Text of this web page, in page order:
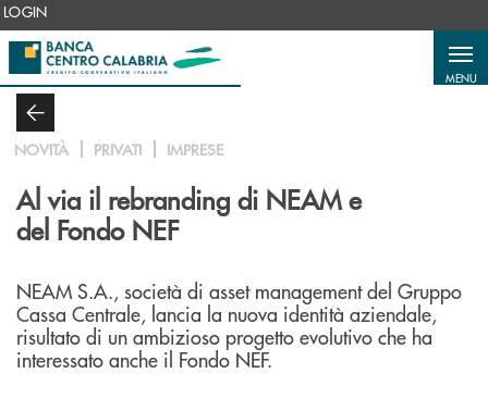
Salta al contenuto principale
LOGIN
MENU
NOVITÀ PRIVATI IMPRESE
Al via il rebranding di NEAM e
del Fondo NEF
NEAM S.A., società di asset management del Gruppo
Cassa Centrale, lancia la nuova identità aziendale,
risultato di un ambizioso progetto evolutivo che ha
interessato anche il Fondo NEF.